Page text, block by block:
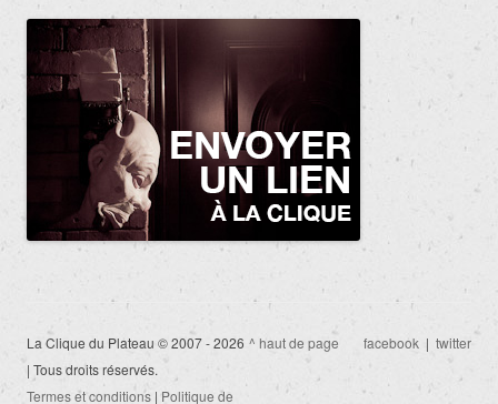
La Clique du Plateau © 2007 - 2026
| Tous droits réservés.
Termes et conditions | Politique de
^ haut de page facebook | twitter